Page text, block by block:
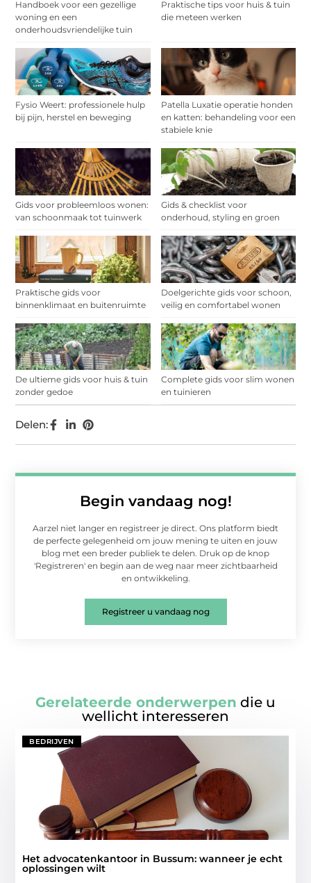
Handboek voor een gezellige
woning en een
onderhoudsvriendelijke tuin
Praktische tips voor huis & tuin
die meteen werken
Fysio Weert: professionele hulp
bij pijn, herstel en beweging
Patella Luxatie operatie honden
en katten: behandeling voor een
stabiele knie
Gids voor probleemloos wonen:
van schoonmaak tot tuinwerk
Gids & checklist voor
onderhoud, styling en groen
Praktische gids voor
binnenklimaat en buitenruimte
Doelgerichte gids voor schoon,
veilig en comfortabel wonen
De ultieme gids voor huis & tuin
zonder gedoe
Complete gids voor slim wonen
en tuinieren
Begin vandaag nog!
Aarzel niet langer en registreer je direct. Ons platform biedt
de perfecte gelegenheid om jouw mening te uiten en jouw
blog met een breder publiek te delen. Druk op de knop
'Registreren' en begin aan de weg naar meer zichtbaarheid
en ontwikkeling.
Registreer u vandaag nog
Delen:
Gerelateerde onderwerpen die u
wellicht interesseren
BEDRIJVEN
Het advocatenkantoor in Bussum: wanneer je echt
oplossingen wilt